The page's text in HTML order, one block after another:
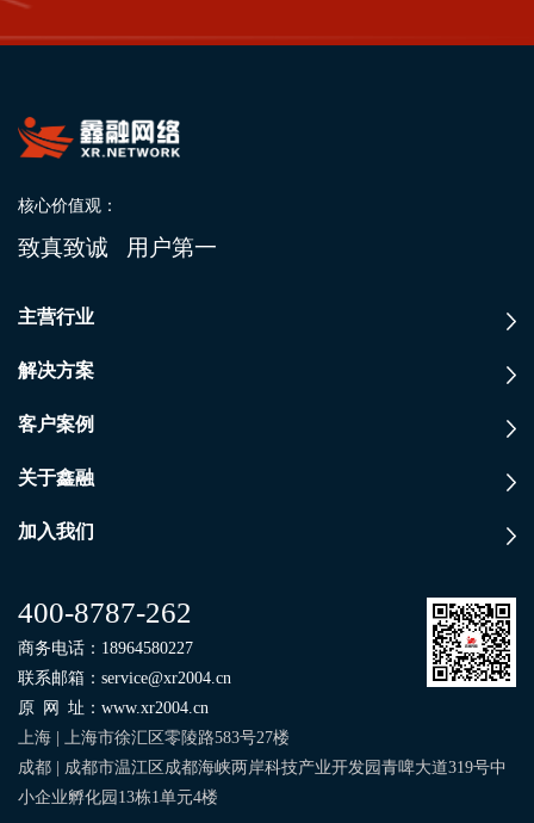
核心价值观：
致真致诚 用户第一
主营行业
解决方案
客户案例
关于鑫融
加入我们
400-8787-262
商务电话： 18964580227
联系邮箱： service@xr2004.cn
原网址： www.xr2004.cn
上海 | 上海市徐汇区零陵路583号27楼
成都 | 成都市温江区成都海峡两岸科技产业开发园青啤大道319号中
小企业孵化园13栋1单元4楼